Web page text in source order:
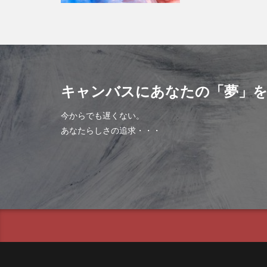
キャンバスにあなたの「夢」
今からでも遅くない。
あなたらしさの追求・・・